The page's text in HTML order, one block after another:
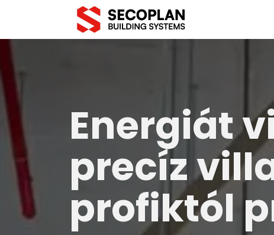
Kihagyás és továbblépés a tartalomhoz
Energiát
precíz
profiktól